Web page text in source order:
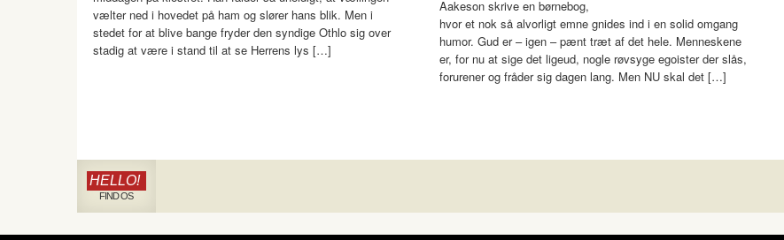
vælter ned i hovedet på ham og slører hans blik. Men i
stedet for at blive bange fryder den syndige Othlo sig over
stadig at være i stand til at se Herrens lys […]
Aakeson skrive en børnebog,
hvor et nok så alvorligt emne gnides ind i en solid omgang
humor. Gud er – igen – pænt træt af det hele. Menneskene
er, for nu at sige det ligeud, nogle røvsyge egoister der slås,
forurener og fråder sig dagen lang. Men NU skal det […]
HELLO!
FIND OS